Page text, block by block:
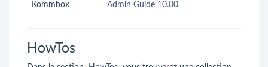
Kommbox
Admin Guide 10.00
HowTos